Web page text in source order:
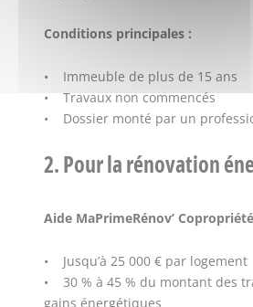
Conditions principales :
• Immeuble de plus de 15 ans
• Travaux non commencés
• Dossier monté par un
2. Pour la rénovation
Aide MaPrimeRénov’
• Jusqu’à 25 000 € par logement
• 30 % à 45 % du montant des
gains énergétiques